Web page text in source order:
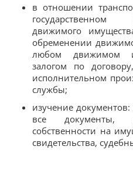
в отношении
движимого
обременении
любом движимом
залогом по
исполнительном
службы;
изучение
все документы,
собственности на
свидетельства,